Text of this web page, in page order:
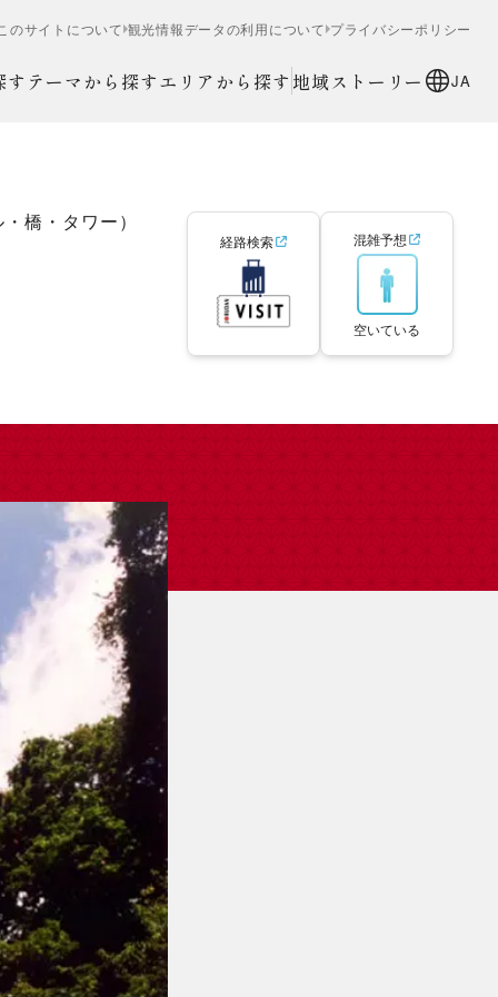
のサイトについて 観光情報データの利用について プライバシーポリシー
す テーマから探すエリアから探す 地域ストーリー JA
橋・タワー）
経路検索 混雑予想
空いている